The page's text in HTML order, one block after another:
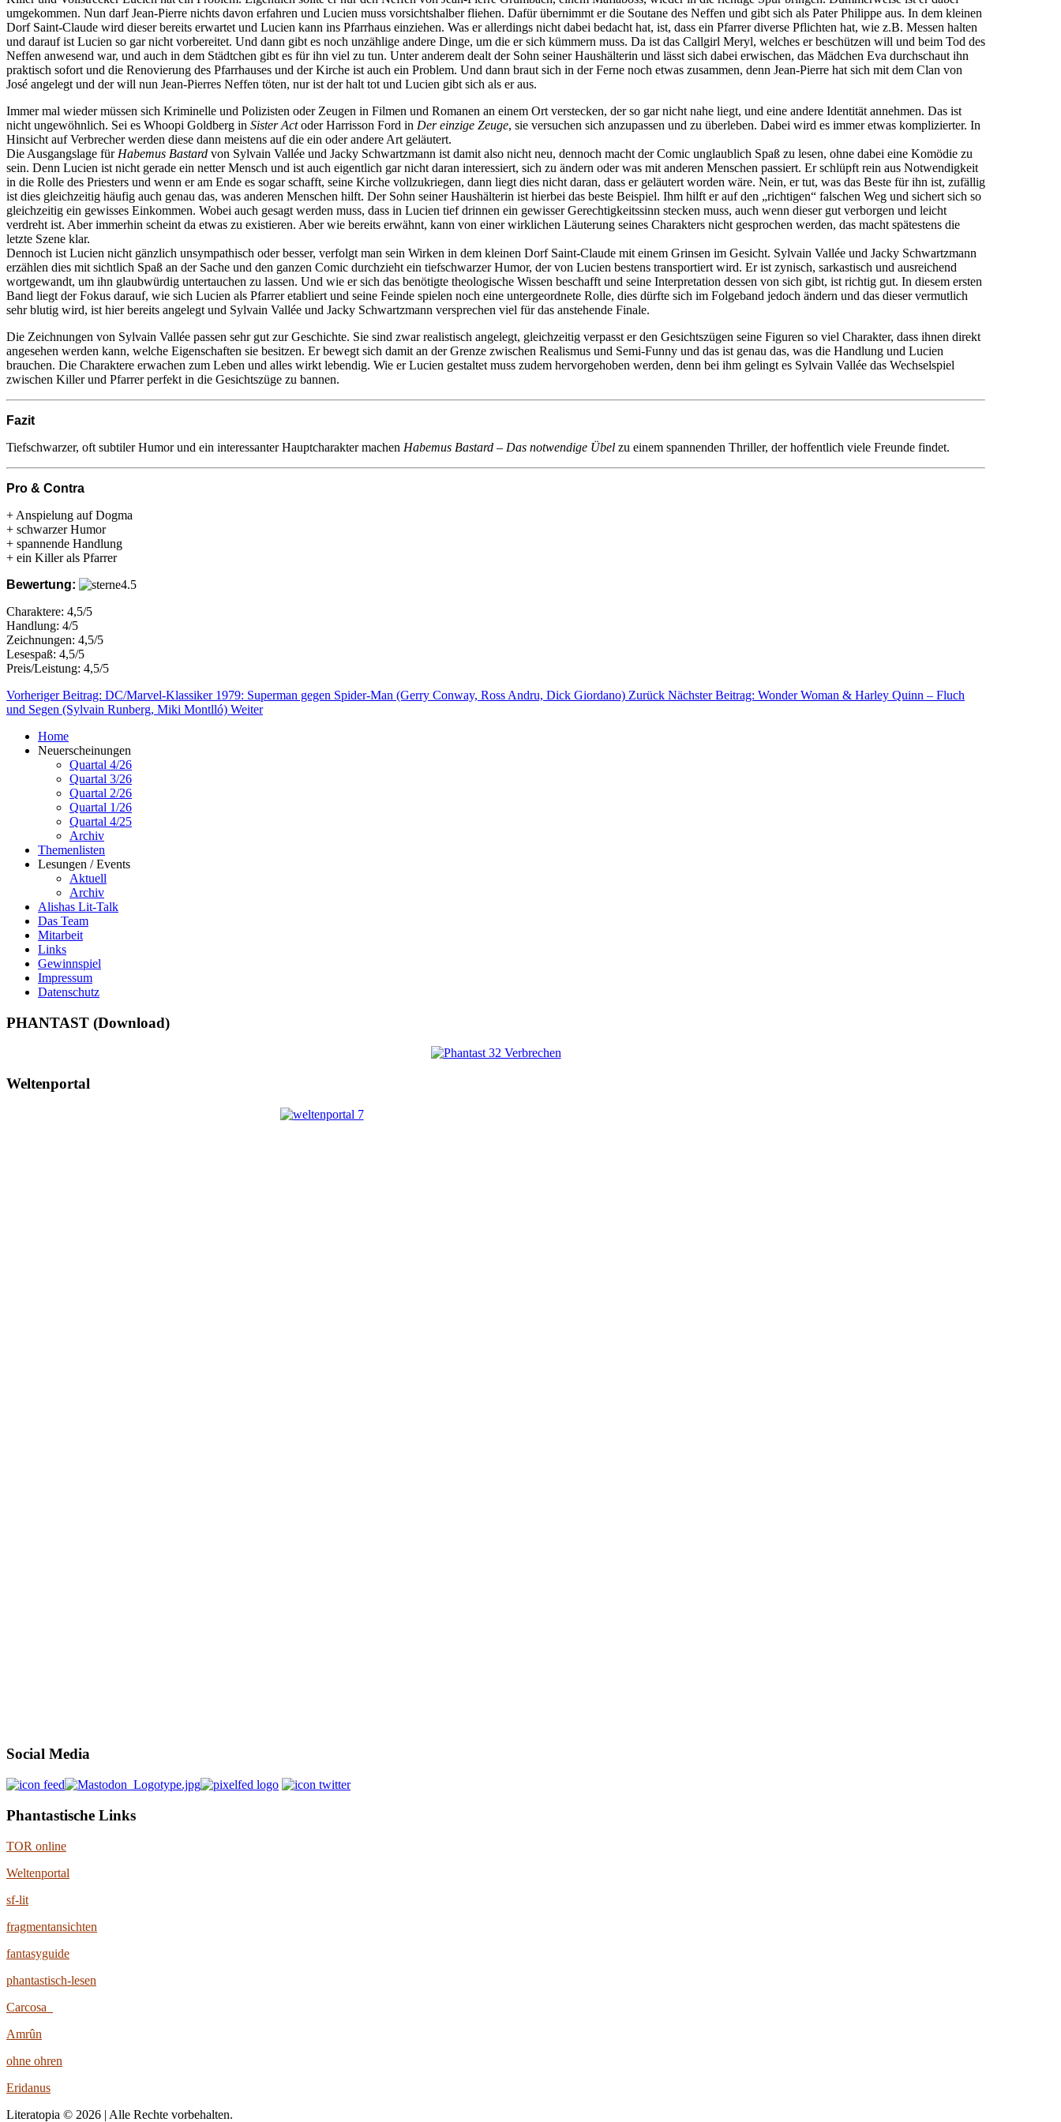
umgekommen. Nun darf Jean-Pierre nichts davon erfahren und Lucien muss vorsichtshalber fliehen. Dafür übernimmt er die Soutane des Neffen und gibt sich als Pater Philippe aus. In dem kleinen
Dorf Saint-Claude wird dieser bereits erwartet und Lucien kann ins Pfarrhaus einziehen. Was er allerdings nicht dabei bedacht hat, ist, dass ein Pfarrer diverse Pflichten hat, wie z.B. Messen halten
und darauf ist Lucien so gar nicht vorbereitet. Und dann gibt es noch unzählige andere Dinge, um die er sich kümmern muss. Da ist das Callgirl Meryl, welches er beschützen will und beim Tod des
Neffen anwesend war, und auch in dem Städtchen gibt es für ihn viel zu tun. Unter anderem dealt der Sohn seiner Haushälterin und lässt sich dabei erwischen, das Mädchen Eva durchschaut ihn
praktisch sofort und die Renovierung des Pfarrhauses und der Kirche ist auch ein Problem. Und dann braut sich in der Ferne noch etwas zusammen, denn Jean-Pierre hat sich mit dem Clan von
José angelegt und der will nun Jean-Pierres Neffen töten, nur ist der halt tot und Lucien gibt sich als er aus.
Immer mal wieder müssen sich Kriminelle und Polizisten oder Zeugen in Filmen und Romanen an einem Ort verstecken, der so gar nicht nahe liegt, und eine andere Identität annehmen. Das ist
nicht ungewöhnlich. Sei es Whoopi Goldberg in Sister Actoder Harrisson Ford in Der einzige Zeuge, sie versuchen sich anzupassen und zu überleben. Dabei wird es immer etwas komplizierter. In
Hinsicht auf Verbrecher werden diese dann meistens auf die ein oder andere Art geläutert.
Die Ausgangslage für Habemus Bastard von Sylvain Vallée und Jacky Schwartzmann ist damit also nicht neu, dennoch macht der Comic unglaublich Spaß zu lesen, ohne dabei eine Komödie zu
sein. Denn Lucien ist nicht gerade ein netter Mensch und ist auch eigentlich gar nicht daran interessiert, sich zu ändern oder was mit anderen Menschen passiert. Er schlüpft rein aus Notwendigkeit
in die Rolle des Priesters und wenn er am Ende es sogar schafft, seine Kirche vollzukriegen, dann liegt dies nicht daran, dass er geläutert worden wäre. Nein, er tut, was das Beste für ihn ist, zufällig
ist dies gleichzeitig häufig auch genau das, was anderen Menschen hilft. Der Sohn seiner Haushälterin ist hierbei das beste Beispiel. Ihm hilft er auf den „richtigen“ falschen Weg und sichert sich so
gleichzeitig ein gewisses Einkommen. Wobei auch gesagt werden muss, dass in Lucien tief drinnen ein gewisser Gerechtigkeitssinn stecken muss, auch wenn dieser gut verborgen und leicht
verdreht ist. Aber immerhin scheint da etwas zu existieren. Aber wie bereits erwähnt, kann von einer wirklichen Läuterung seines Charakters nicht gesprochen werden, das macht spätestens die
letzte Szene klar.
Dennoch ist Lucien nicht gänzlich unsympathisch oder besser, verfolgt man sein Wirken in dem kleinen Dorf Saint-Claude mit einem Grinsen im Gesicht. Sylvain Vallée und Jacky Schwartzmann
erzählen dies mit sichtlich Spaß an der Sache und den ganzen Comic durchzieht ein tiefschwarzer Humor, der von Lucien bestens transportiert wird. Er ist zynisch, sarkastisch und ausreichend
wortgewandt, um ihn glaubwürdig untertauchen zu lassen. Und wie er sich das benötigte theologische Wissen beschafft und seine Interpretation dessen von sich gibt, ist richtig gut. In diesem ersten
Band liegt der Fokus darauf, wie sich Lucien als Pfarrer etabliert und seine Feinde spielen noch eine untergeordnete Rolle, dies dürfte sich im Folgeband jedoch ändern und das dieser vermutlich
sehr blutig wird, ist hier bereits angelegt und Sylvain Vallée und Jacky Schwartzmann versprechen viel für das anstehende Finale.
Die Zeichnungen von Sylvain Vallée passen sehr gut zur Geschichte. Sie sind zwar realistisch angelegt, gleichzeitig verpasst er den Gesichtszügen seine Figuren so viel Charakter, dass ihnen direkt
angesehen werden kann, welche Eigenschaften sie besitzen. Er bewegt sich damit an der Grenze zwischen Realismus und Semi-Funny und das ist genau das, was die Handlung und Lucien
brauchen. Die Charaktere erwachen zum Leben und alles wirkt lebendig. Wie er Lucien gestaltet muss zudem hervorgehoben werden, denn bei ihm gelingt es Sylvain Vallée das Wechselspiel
zwischen Killer und Pfarrer perfekt in die Gesichtszüge zu bannen.
Fazit
Tiefschwarzer, oft subtiler Humor und ein interessanter Hauptcharakter machen Habemus Bastard – Das notwendige Übel zu einem spannenden Thriller, der hoffentlich viele Freunde findet.
Pro & Contra
+ Anspielung auf Dogma
+ schwarzer Humor
+ spannende Handlung
+ ein Killer als Pfarrer
Bewertung:
Charaktere: 4,5/5
Handlung: 4/5
Zeichnungen: 4,5/5
Lesespaß: 4,5/5
Preis/Leistung: 4,5/5
Vorheriger Beitrag: DC/Marvel-Klassiker 1979: Superman gegen Spider-Man (Gerry Conway, Ross Andru, Dick Giordano) Zurück Nächster Beitrag: Wonder Woman & Harley Quinn – Fluch
und Segen (Sylvain Runberg, Miki Montlló) Weiter
Home
Neuerscheinungen
Quartal 4/26
Quartal 3/26
Quartal 2/26
Quartal 1/26
Quartal 4/25
Archiv
Themenlisten
Lesungen / Events
Aktuell
Archiv
Alishas Lit-Talk
Das Team
Mitarbeit
Links
Gewinnspiel
Impressum
Datenschutz
PHANTAST (Download)
Weltenportal
Social Media
Phantastische Links
TOR online
Weltenportal
sf-lit
fragmentansichten
fantasyguide
phantastisch-lesen
Carcosa
Amrûn
ohne ohren
Eridanus
Literatopia © 2026 | Alle Rechte vorbehalten.